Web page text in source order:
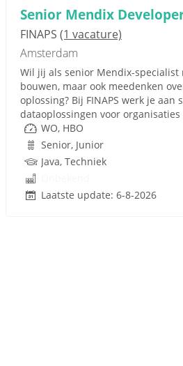
Senior Mendix
FINAPS (1 vacature)
Amsterdam
Wil jij als senior Mendix-
bouwen, maar ook meedenken
oplossing? Bij FINAPS werk je aan
dataoplossingen voor organisaties
WO, HBO
Senior, Junior
Java, Techniek
Laatste update: 6-8-2026